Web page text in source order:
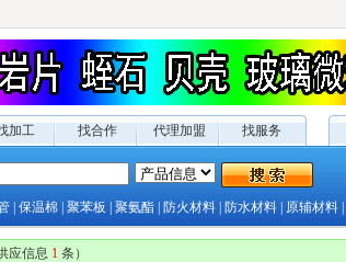
加工 找合作 代理加盟 找服务
保温棉 聚苯板 聚氨酯 防火材料 防水材料 原辅材料
应信息 1 条）